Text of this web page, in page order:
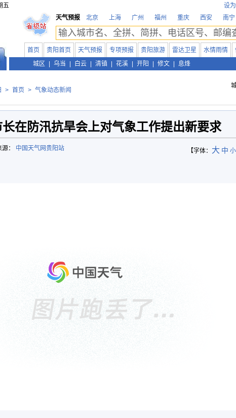
五 设
天气预报
北京 上海 广州 福州 重庆 西安 南宁
首页 贵阳首页 天气预报 专项预报 贵阳旅游 雷达卫星 水情雨情
城区
乌当 白云 清镇 花溪 开阳 修文 息烽
> 首页 > 气象动态新闻
在防汛抗旱会上对气象工作提出新要求
【字体： 大 中 小
： 中国天气网贵阳站